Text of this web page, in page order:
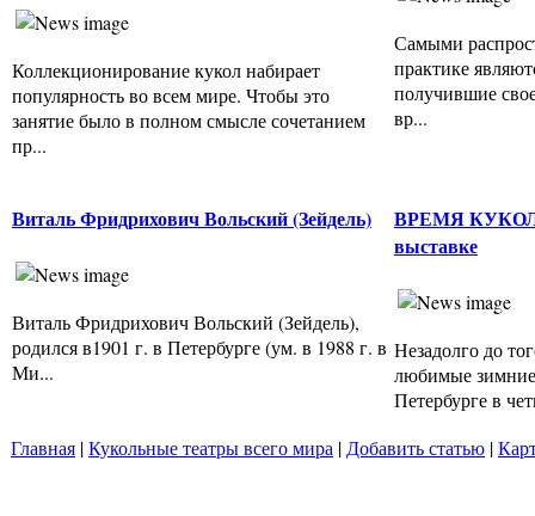
Коллекционирование кукол набирает
популярность во всем мире. Чтобы это
занятие было в полном смысле сочетанием
пр...
Самыми
практике
получившие
вр...
Виталь Фридрихович Вольский (Зейдель)
Виталь Фридрихович Вольский (Зейдель),
родился в1901 г. в Петербурге (ум. в 1988 г. в
Ми...
ВРЕМЯ КУКОЛ
выставке
Незадолго до
любимые
Петербурге в
Главная |Кукольные театры всего мира | Добавить статью |